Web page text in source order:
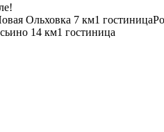
Ольховка 7 км1 гостиница
14 км1 гостиница